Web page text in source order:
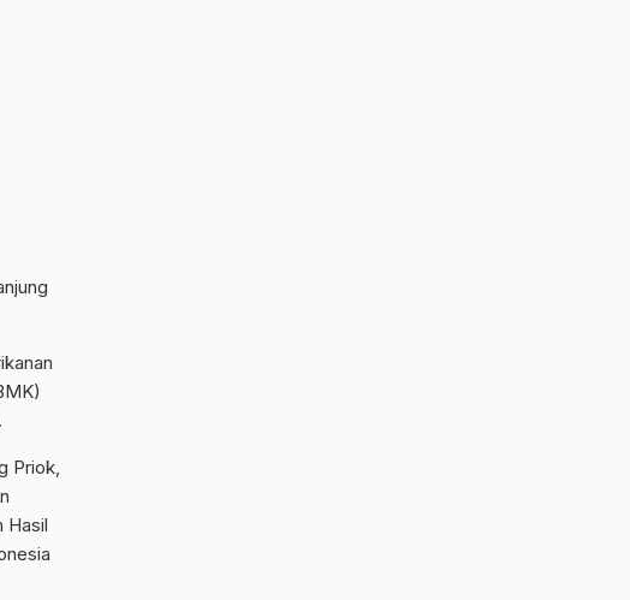
Priok,
Hasil